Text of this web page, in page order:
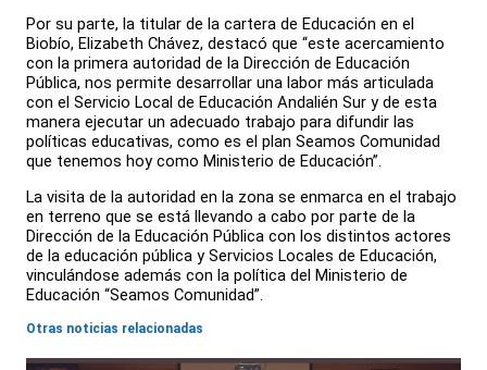
Por su parte, la titular de la cartera de Educación en el
Biobío, Elizabeth Chávez, destacó que “este acercamiento
con la primera autoridad de la Dirección de Educación
Pública, nos permite desarrollar una labor más articulada
con el Servicio Local de Educación Andalién Sur y de esta
manera ejecutar un adecuado trabajo para difundir las
políticas educativas, como es el plan Seamos Comunidad
que tenemos hoy como Ministerio de Educación”.
La visita de la autoridad en la zona se enmarca en el trabajo
en terreno que se está llevando a cabo por parte de la
Dirección de la Educación Pública con los distintos actores
de la educación pública y Servicios Locales de Educación,
vinculándose además con la política del Ministerio de
Educación “Seamos Comunidad”.
Otras noticias relacionadas